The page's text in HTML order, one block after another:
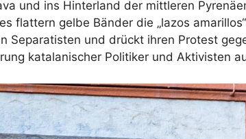
und ins Hinterland der mittleren
flattern gelbe Bänder die „lazos
Separatisten und drückt ihren Protest
katalanischer Politiker und Aktivisten